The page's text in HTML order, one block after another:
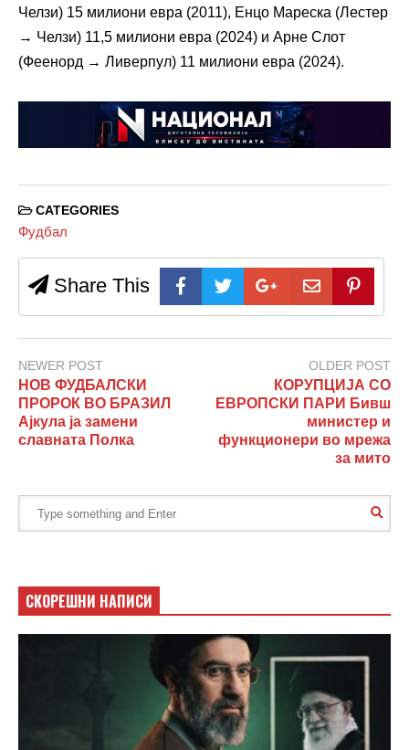
Челзи) 15 милиони евра (2011), Енцо Мареска (Лестер
→ Челзи) 11,5 милиони евра (2024) и Арне Слот
(Феенорд → Ливерпул) 11 милиони евра (2024).
CATEGORIES
Фудбал
Share This
NEWER POST
НОВ ФУДБАЛСКИ
ПРОРОК ВО БРАЗИЛ
Ајкула ја замени
славната Полка
OLDER POST
КОРУПЦИЈА СО
ЕВРОПСКИ ПАРИ Бивш
министер и
функционери во мрежа
за мито
СКОРЕШНИ НАПИСИ